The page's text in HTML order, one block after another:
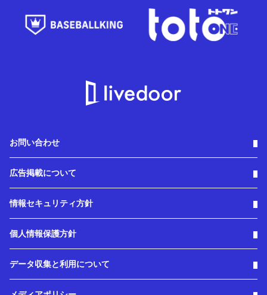
お問い合わせ
広告掲載について
情報セキュリティ方針
個人情報保護方針
データ収集と利用について